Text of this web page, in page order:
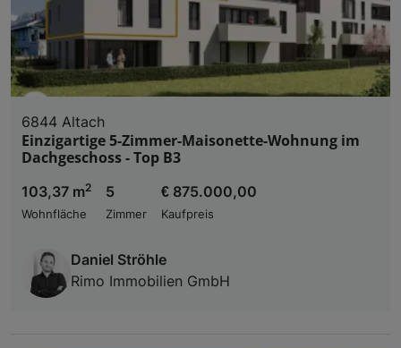
6844 Altach
Einzigartige 5-Zimmer-Maisonette-Wohnung im
Dachgeschoss - Top B3
103,37 m2
Wohnfläche
5
Zimmer
€ 875.000,00
Kaufpreis
Daniel Ströhle
Rimo Immobilien GmbH